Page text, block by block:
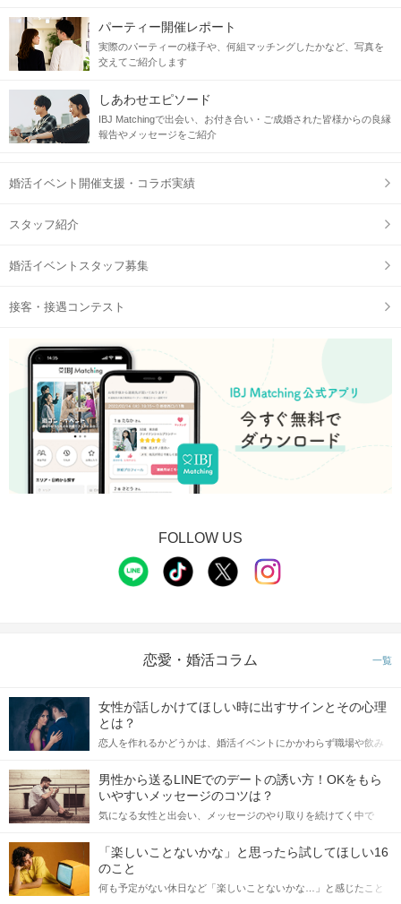
パーティー開催レポート
実際のパーティーの様子や、何組マッチングしたかなど、写真を
交えてご紹介します
しあわせエピソード
IBJ Matchingで出会い、お付き合い・ご成婚された皆様からの良縁
報告やメッセージをご紹介
婚活イベント開催支援・コラボ実績
スタッフ紹介
婚活イベントスタッフ募集
接客・接遇コンテスト
FOLLOW US
恋愛・婚活コラム 一覧
女性が話しかけてほしい時に出すサインとその心理
とは？
恋人を作れるかどうかは、婚活イベントにかかわらず職場や飲み
てアプローチできるかにも左右されます。 これから恋人作りを本
格的に始めようとしている方は、女性が異性を求めて出すサイン
をしっかりと理解し、正しい行動に移せるかどうかが重要。 この
記事では、女性が話しかけて欲しい時に出すサインとその心理を
合にどのような行動に繋げるべきかをご紹介していきます。
男性から送るLINEでのデートの誘い方！OKをもら
いやすいメッセージのコツは？
気になる女性と出会い、メッセージのやり取りを続けてく中で
しかし、中には「どう誘ったらいいの？」とお困りの男性もいら
っしゃるのではないでしょうか。 そこで今回は、男性から女性へ
送るLINEでのデートの誘い方のコツをご紹介します。例文も混じ
えながら解説するので、ぜひ参考にしてください。
「楽しいことないかな」と思ったら試してほしい16
のこと
何も予定がない休日など「楽しいことないかな…」と感じたこと